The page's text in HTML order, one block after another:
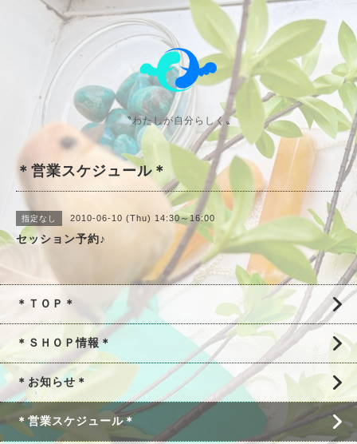
〝わたしが自分らしく〟
＊営業スケジュール＊
指定なし 2010-06-10 (Thu) 14:30～16:00
セッション予約♪
＊ＴＯＰ＊
＊ＳＨＯＰ情報＊
＊お知らせ＊
＊営業スケジュール＊